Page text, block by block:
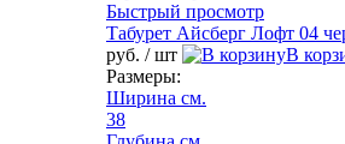
Быстрый просмотр
Табурет Айсберг Лофт 04
руб. / шт
В
Размеры:
Ширина см.
38